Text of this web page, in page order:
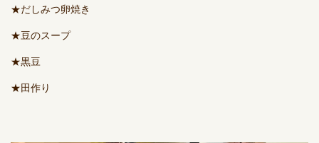
★だしみつ卵焼き
★豆のスープ
★黒豆
★田作り